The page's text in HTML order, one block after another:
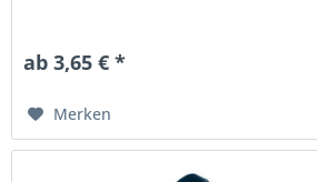
ab 3,65 € *
Merken